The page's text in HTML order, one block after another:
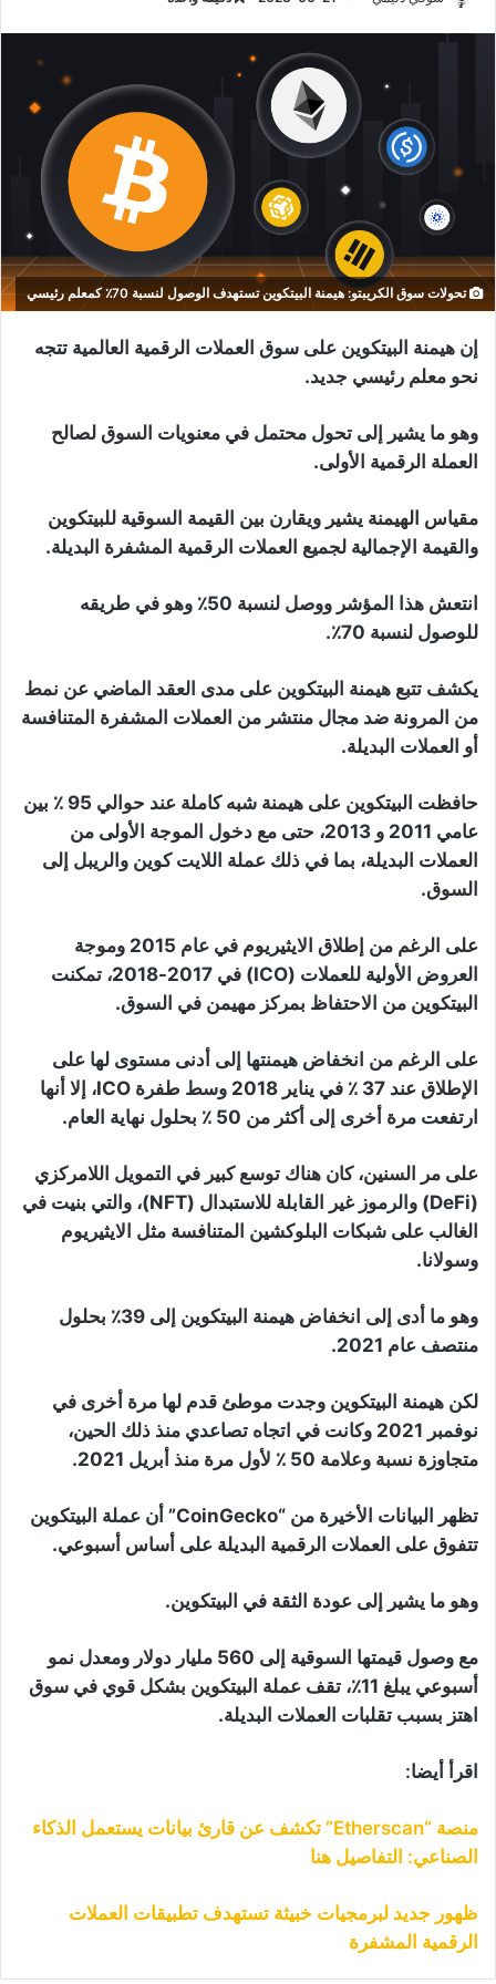
تحولات سوق الكريبتو: هيمنة البيتكوين تستهدف الوصول لنسبة 70٪ كمعلم رئيسي
إن هيمنة البيتكوين على سوق العملات الرقمية العالمية تتجه
نحو معلم رئيسي جديد.
وهو ما يشير إلى تحول محتمل في معنويات السوق لصالح
العملة الرقمية الأولى.
مقياس الهيمنة يشير ويقارن بين القيمة السوقية للبيتكوين
والقيمة الإجمالية لجميع العملات الرقمية المشفرة البديلة.
انتعش هذا المؤشر ووصل لنسبة 50٪ وهو في طريقه
للوصول لنسبة 70٪.
يكشف تتبع هيمنة البيتكوين على مدى العقد الماضي عن نمط
من المرونة ضد مجال منتشر من العملات المشفرة المتنافسة
أو العملات البديلة.
حافظت البيتكوين على هيمنة شبه كاملة عند حوالي 95 ٪ بين
عامي 2011 و 2013، حتى مع دخول الموجة الأولى من
العملات البديلة، بما في ذلك عملة اللايت كوين والريبل إلى
السوق.
على الرغم من إطلاق الايثيريوم في عام 2015 وموجة
العروض الأولية للعملات (ICO) في 2017-2018، تمكنت
البيتكوين من الاحتفاظ بمركز مهيمن في السوق.
على الرغم من انخفاض هيمنتها إلى أدنى مستوى لها على
الإطلاق عند 37 ٪ في يناير 2018 وسط طفرة ICO، إلا أنها
ارتفعت مرة أخرى إلى أكثر من 50 ٪ بحلول نهاية العام.
على مر السنين، كان هناك توسع كبير في التمويل اللامركزي
(DeFi) والرموز غير القابلة للاستبدال (NFT)، والتي بنيت في
الغالب على شبكات البلوكشين المتنافسة مثل الايثيريوم
وسولانا.
وهو ما أدى إلى انخفاض هيمنة البيتكوين إلى 39٪ بحلول
منتصف عام 2021.
لكن هيمنة البيتكوين وجدت موطئ قدم لها مرة أخرى في
نوفمبر 2021 وكانت في اتجاه تصاعدي منذ ذلك الحين،
متجاوزة نسبة وعلامة 50 ٪ لأول مرة منذ أبريل 2021.
تظهر البيانات الأخيرة من “CoinGecko” أن عملة البيتكوين
تتفوق على العملات الرقمية البديلة على أساس أسبوعي.
وهو ما يشير إلى عودة الثقة في البيتكوين.
مع وصول قيمتها السوقية إلى 560 مليار دولار ومعدل نمو
أسبوعي يبلغ 11٪، تقف عملة البيتكوين بشكل قوي في سوق
اهتز بسبب تقلبات العملات البديلة.
اقرأ أيضا:
منصة “Etherscan” تكشف عن قارئ بيانات يستعمل الذكاء
الصناعي: التفاصيل هنا
ظهور جديد لبرمجيات خبيثة تستهدف تطبيقات العملات
الرقمية المشفرة